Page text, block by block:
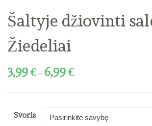
Šaltyje džiovinti
Žiedeliai
3,99€– 6,99€
Svoris